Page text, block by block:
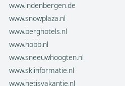
www.indenbergen.de
www.snowplaza.nl
www.berghotels.nl
www.hobb.nl
www.sneeuwhoogten.nl
www.skiinformatie.nl
www.hetisvakantie.nl